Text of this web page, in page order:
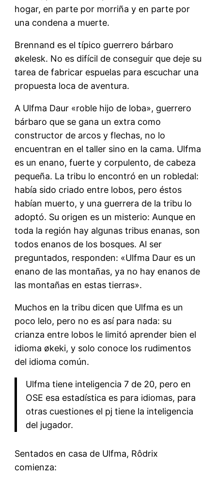
hogar, en parte por morriña y en parte por
una condena a muerte.
Brennand es el típico guerrero bárbaro
økelesk. No es difícil de conseguir que deje su
tarea de fabricar espuelas para escuchar una
propuesta loca de aventura.
A Ulfma Daur «roble hijo de loba», guerrero
bárbaro que se gana un extra como
constructor de arcos y flechas, no lo
encuentran en el taller sino en la cama. Ulfma
es un enano, fuerte y corpulento, de cabeza
pequeña. La tribu lo encontró en un robledal:
había sido criado entre lobos, pero éstos
habían muerto, y una guerrera de la tribu lo
adoptó. Su origen es un misterio: Aunque en
toda la región hay algunas tribus enanas, son
todos enanos de los bosques. Al ser
preguntados, responden: «Ulfma Daur es un
enano de las montañas, ya no hay enanos de
las montañas en estas tierras».
Muchos en la tribu dicen que Ulfma es un
poco lelo, pero no es así para nada: su
crianza entre lobos le limitó aprender bien el
idioma økeki, y solo conoce los rudimentos
del idioma común.
Ulfma tiene inteligencia 7 de 20, pero en
OSE esa estadística es para idiomas, para
otras cuestiones el pj tiene la inteligencia
del jugador.
Sentados en casa de Ulfma, Rôdrix
comienza: